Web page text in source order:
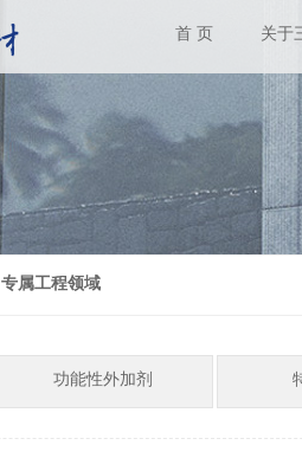
首 页 关于
专属工程领域
功能性外加剂